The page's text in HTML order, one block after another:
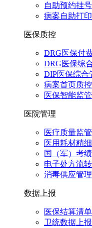
自助预约挂
病案自助打
医保质控
DRG医保付
DRG医保综
DIP医保综合
病案首页质
医保智能监
医院管理
医疗质量监
医用耗材精
国（军）考
电子处方流
消毒供应管
数据上报
医保结算清
卫统数据上